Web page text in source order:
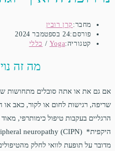
מחבר: קרן רובין
פורסם:24 בספטמבר 2024
קטגוריה:Yoga
/ כללי
מה זה
אם גם את או אתה סובלים מתחושות של
שריפה, רגישות לחום או לקור, כאב או
הרגליים בעקבות טיפול כימותרפי,
מדובר על תופעת לוואי לחלק